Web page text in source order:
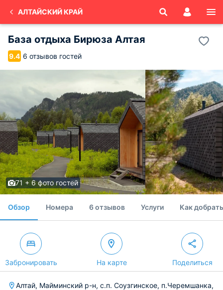
АЛТАЙСКИЙ КРАЙ
База отдыха Бирюза Алтая
9.4 6 отзывов гостей
71 + 6 фото гостей
Обзор Номера 6 отзывов Услуги Как
Забронировать На карте Поделиться
Алтай, Майминский р-н, с.п. Соузгинское, п.Черемшанка,